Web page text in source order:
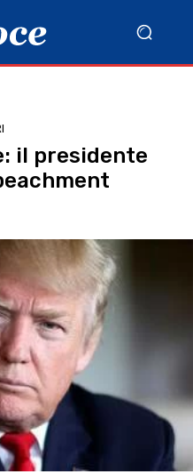
il presidente